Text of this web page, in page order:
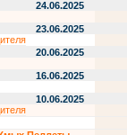
24.06.2025
23.06.2025
20.06.2025
16.06.2025
10.06.2025